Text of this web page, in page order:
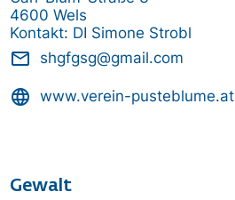
4600 Wels
Kontakt: DI Simone Strobl
mail_outline shgfgsg@gmail.com
language www.verein-pusteblume.at
Gewalt